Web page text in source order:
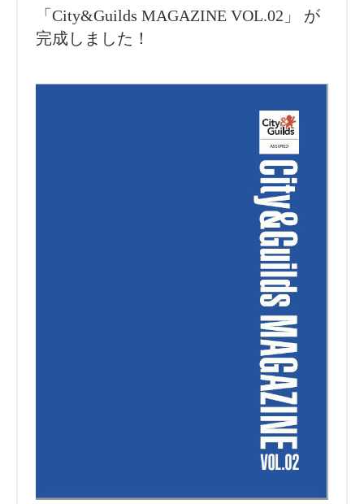
「City&Guilds MAGAZINE VOL.02」 が
完成しました！